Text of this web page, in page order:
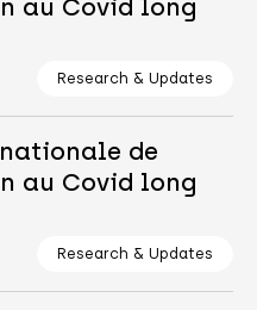
au Covid long
Research & Updates
de
au Covid long
Research & Updates